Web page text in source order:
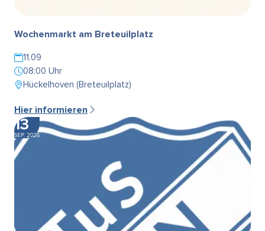
Wochenmarkt am Breteuilplatz
11.09
08:00 Uhr
Hückelhoven (Breteuilplatz)
Hier informieren
13
SEP. 2026